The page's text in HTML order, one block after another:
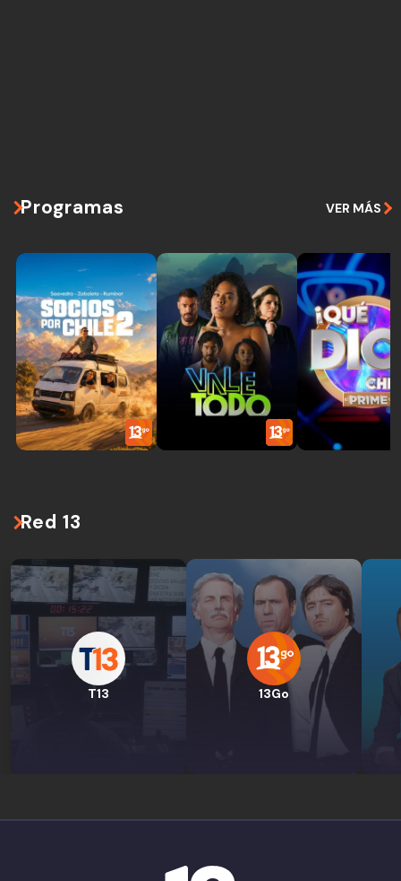
Programas VER MÁS
Red 13
T13 13Go